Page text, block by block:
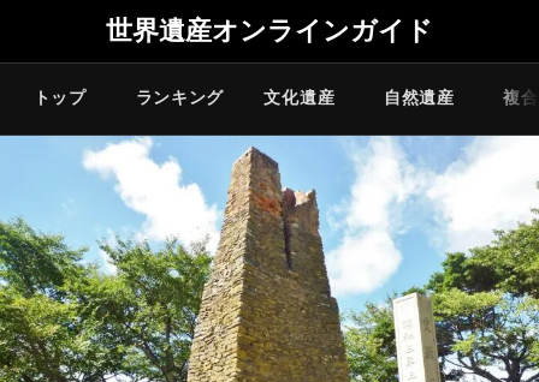
世界遺産オンラインガイド
トップ ランキング 文化遺産 自然遺産 複